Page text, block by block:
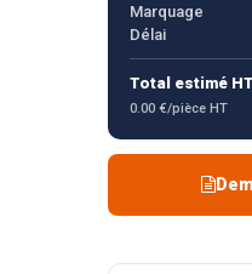
Marquage
Délai
Total estimé HT
0.00 €/pièce HT